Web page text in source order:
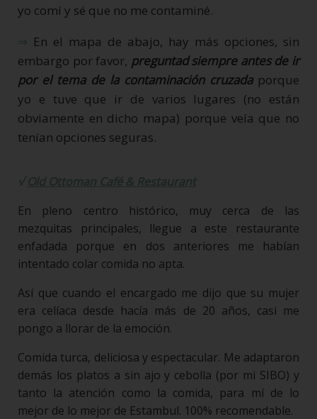
yo comí y sé que no me contaminé.
⇒ En el mapa de abajo, hay más opciones, sin
embargo por favor, preguntad siempre antes de ir
por el tema de la contaminación cruzadaporque
yo e tuve que ir de varios lugares (no están
obviamente en dicho mapa) porque veía que no
tenían opciones seguras.
√Old Ottoman Café & Restaurant
En pleno centro histórico, muy cerca de las
mezquitas principales, llegue a este restaurante
enfadada porque en dos anteriores me habían
intentado colar comida no apta.
Así que cuando el encargado me dijo que su mujer
era celíaca desde hacía más de 20 años, casi me
pongo a llorar de la emoción.
Comida turca, deliciosa y espectacular. Me adaptaron
demás los platos a sin ajo y cebolla (por mi SIBO) y
tanto la atención como la comida, para mí de lo
mejor de lo mejor de Estambul. 100% recomendable.